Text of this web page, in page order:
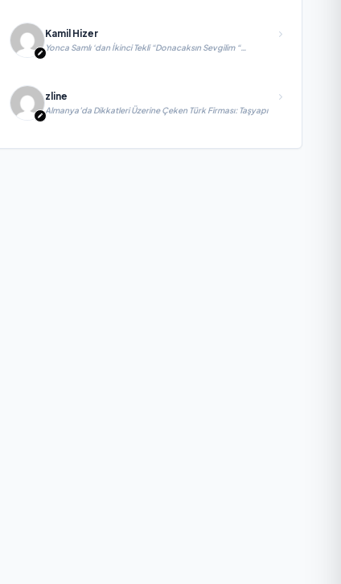
Kamil Hizer
Yonca Samlı ‘dan İkinci Tekli “Donacaksın Sevgilim “
yayımlandı
zline
Almanya’da Dikkatleri Üzerine Çeken Türk Firması: Taşyapı